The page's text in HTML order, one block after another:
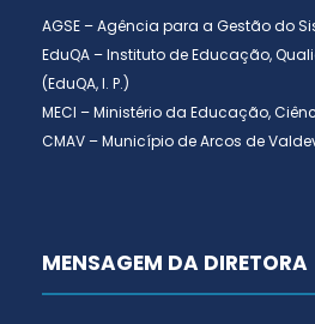
AGSE – Agência para a Gestão do
EduQA – Instituto de Educação,
(EduQA, I. P.)
MECI – Ministério da Educação,
CMAV – Município de Arcos de
MENSAGEM DA DIRETORA